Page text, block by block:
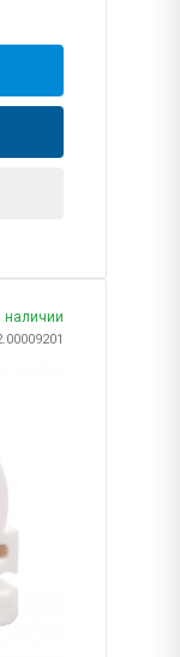
наличии